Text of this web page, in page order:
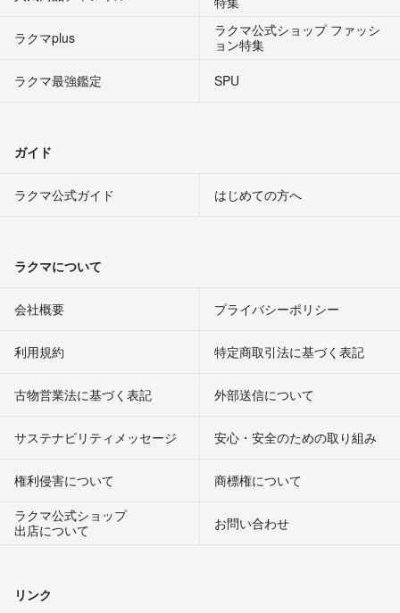
ラクマplus
ラクマ公式ショップ ファッシ
ョン特集
ラクマ最強鑑定
SPU
ガイド
ラクマ公式ガイド はじめての方へ
ラクマについて
会社概要 プライバシーポリシー
利用規約 特定商取引法に基づく表記
古物営業法に基づく表記 外部送信について
サステナビリティメッセージ 安心・安全のための取り組み
権利侵害について
商標権について
ラクマ公式ショップ
出店について
お問い合わせ
リンク